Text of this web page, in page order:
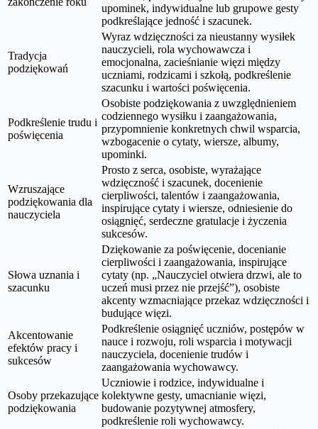
upominek, indywidualne lub grupowe gesty
podkreślające jedność i szacunek.
Tradycja
podziękowań
Wyraz wdzięczności za nieustanny wysiłek
nauczycieli, rola wychowawcza i
emocjonalna, zacieśnianie więzi między
uczniami, rodzicami i szkołą, podkreślenie
szacunku i wartości poświęcenia.
Podkreślenie trudu i
poświęcenia
Osobiste podziękowania z uwzględnieniem
codziennego wysiłku i zaangażowania,
przypomnienie konkretnych chwil wsparcia,
wzbogacenie o cytaty, wiersze, albumy,
upominki.
Wzruszające
podziękowania dla
nauczyciela
Prosto z serca, osobiste, wyrażające
wdzięczność i szacunek, docenienie
cierpliwości, talentów i zaangażowania,
inspirujące cytaty i wiersze, odniesienie do
osiągnięć, serdeczne gratulacje i życzenia
sukcesów.
Słowa uznania i
szacunku
Dziękowanie za poświęcenie, docenianie
cierpliwości i zaangażowania, inspirujące
cytaty (np. „Nauczyciel otwiera drzwi, ale to
uczeń musi przez nie przejść”), osobiste
akcenty wzmacniające przekaz wdzięczności i
budujące więzi.
Akcentowanie
efektów pracy i
sukcesów
Podkreślenie osiągnięć uczniów, postępów w
nauce i rozwoju, roli wsparcia i motywacji
nauczyciela, docenienie trudów i
zaangażowania wychowawcy.
Osoby przekazujące
podziękowania
Uczniowie i rodzice, indywidualne i
kolektywne gesty, umacnianie więzi,
budowanie pozytywnej atmosfery,
podkreślenie roli wychowawcy.